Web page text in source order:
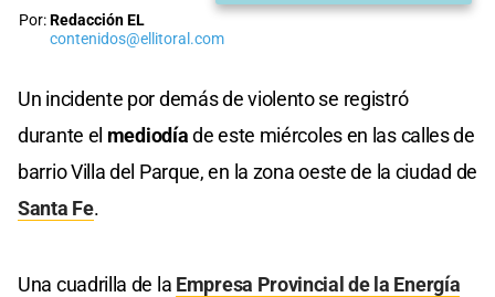
Por:Redacción EL
contenidos@ellitoral.com
Un incidente por demás de violento se registró
durante el mediodíade este miércoles en las calles de
barrio Villa del Parque, en la zona oeste de la ciudad de
Santa Fe.
Una cuadrilla de la Empresa Provincial de la Energía